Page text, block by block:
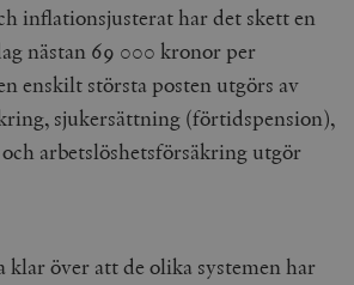
inflationsjusterat har det skett en
nästan 69 000 kronor per
enskilt största posten utgörs av
sjukersättning (förtidspension),
arbetslöshetsförsäkring utgör
klar över att de olika systemen har